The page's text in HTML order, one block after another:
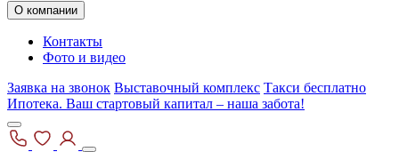
О компании
Контакты
Фото и видео
Заявка на звонок Выставочный комплекс Такси бесплатно
Ипотека. Ваш стартовый капитал – наша забота!